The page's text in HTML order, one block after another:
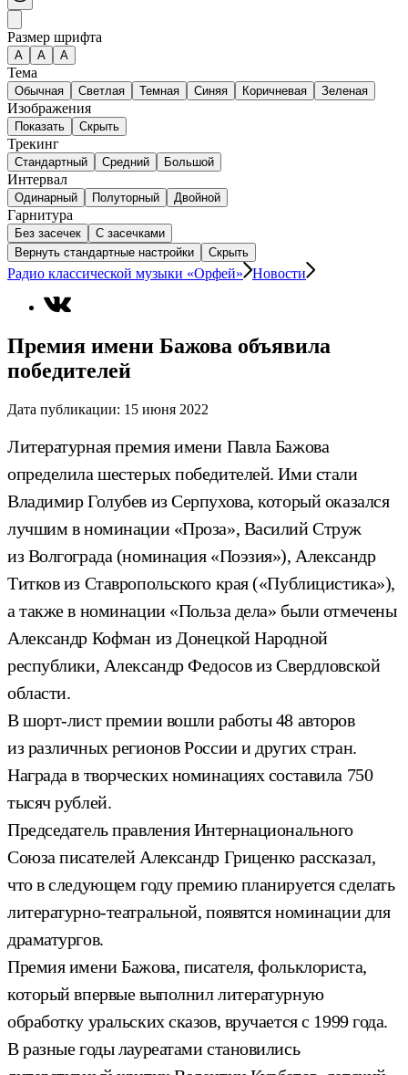
Размер шрифта
А A A
Тема
Обычная Светлая Темная Синяя Коричневая Зеленая
Изображения
Показать Скрыть
Трекинг
Стандартный Средний Большой
Интервал
Одинарный Полуторный Двойной
Гарнитура
Без засечек
С засечками
Вернуть стандартные настройки
Скрыть
Радио классической музыки «Орфей» Новости
Премия имени Бажова объявила
победителей
Дата публикации: 15 июня 2022
Литературная премия имени Павла Бажова
определила шестерых победителей. Ими стали
Владимир Голубев из Серпухова, который оказался
лучшим в номинации «Проза», Василий Струж
из Волгограда (номинация «Поэзия»), Александр
Титков из Ставропольского края («Публицистика»),
а также в номинации «Польза дела» были отмечены
Александр Кофман из Донецкой Народной
республики, Александр Федосов из Свердловской
области.
В шорт-лист премии вошли работы 48 авторов
из различных регионов России и других стран.
Награда в творческих номинациях составила 750
тысяч рублей.
Председатель правления Интернационального
Союза писателей Александр Гриценко рассказал,
что в следующем году премию планируется сделать
литературно-театральной, появятся номинации для
драматургов.
Премия имени Бажова, писателя, фольклориста,
который впервые выполнил литературную
обработку уральских сказов, вручается с 1999 года.
В разные годы лауреатами становились